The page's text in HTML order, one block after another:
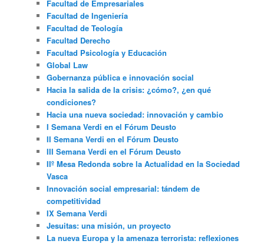
Facultad de Empresariales
Facultad de Ingeniería
Facultad de Teología
Facultad Derecho
Facultad Psicología y Educación
Global Law
Gobernanza pública e innovación social
Hacia la salida de la crisis: ¿cómo?, ¿en qué
condiciones?
Hacia una nueva sociedad: innovación y cambio
I Semana Verdi en el Fórum Deusto
II Semana Verdi en el Fórum Deusto
III Semana Verdi en el Fórum Deusto
IIº Mesa Redonda sobre la Actualidad en la Sociedad
Vasca
Innovación social empresarial: tándem de
competitividad
IX Semana Verdi
Jesuitas: una misión, un proyecto
La nueva Europa y la amenaza terrorista: reflexiones